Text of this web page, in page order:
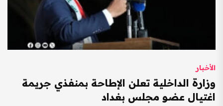
الأخبار
وزارة الداخلية تعلن الإطاحة بمنفذي جريمة
اغتيال عضو مجلس بغداد